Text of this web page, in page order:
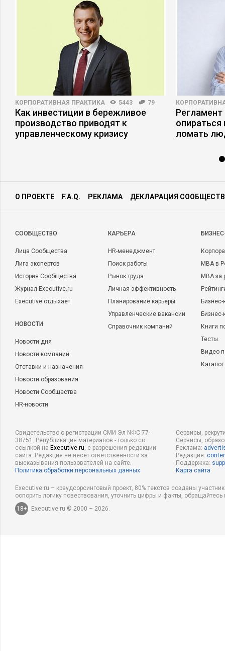
КОРПОРАТИВНАЯ ПРАКТИКА 5443 79
Как инвестиции в бережливое
производство приводят к
управленческому кризису
Регламент
опираться
ломать
О ПРОЕКТЕ F.A.Q. РЕКЛАМА ДЕКЛАРАЦИЯ
CООБЩЕСТВО
Лица Сообщества
Лига экспертов
История Сообщества
Журнал Executive.ru
Executive отдыхает
НОВОСТИ
Новости дня
Новости компаний
Отставки и назначения
Новости образования
Новости Сообщества
HR-новости
КАРЬЕРА
HR-менеджмент
Поиск работы
Рынок труда
Личная эффективность
Планирование карьеры
Управленческие вакансии
Справочник компаний
MBA в
MBA
Бизнес-
Книги
Тесты
Видео
Свидетельство о регистрации СМИ Эл NФС 77-
38751. Републикация материалов - только со
ссылкой на Executive.ru, с разрешения редакции
сайта. Редакция не несет ответственности за
высказывания пользователей на сайте.
Политика обработки персональных данных
Сервисы,
Сервисы,
Реклама:
Редакция:
Поддержка:
Карта сайта
Executive.ru – краудсорсинговый проект, 80% текстов созданы
оспорить логику повествования, уточнить цифры и факты,
18+
Executive.ru © 2000 – 2026.